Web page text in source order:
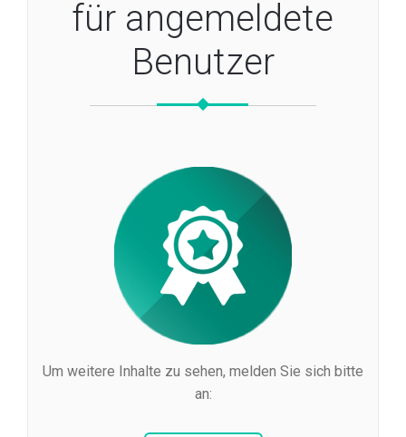
für angemeldete
Benutzer
Um weitere Inhalte zu sehen, melden Sie sich bitte
an: